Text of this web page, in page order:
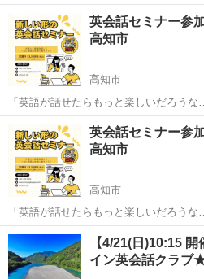
んか？ でも英会話教室に通う時間や費
けでは実際に話せるようになる気がしない…。 そんな方に
体験型英会話セミナーを開催...
高知市 英語 文化
英会話セミナー参
高知市
高知市
「英語が話せたらもっと楽しいだろう
んか？ でも英会話教室に通う時間や費
だけでは実際に話せるようになる気がしない…。 そんな
な体験型英会話セミナーを開...
高知市 英語 文化
英会話セミナー参
高知市
高知市
「英語が話せたらもっと楽しいだろう
んか？ でも英会話教室に通う時間や費
けでは実際に話せるようになる気がしない…。 そんな方に
体験型英会話セミナーを開催...
高知 高知市
【4/21(日)10:15
イン英会話クラ